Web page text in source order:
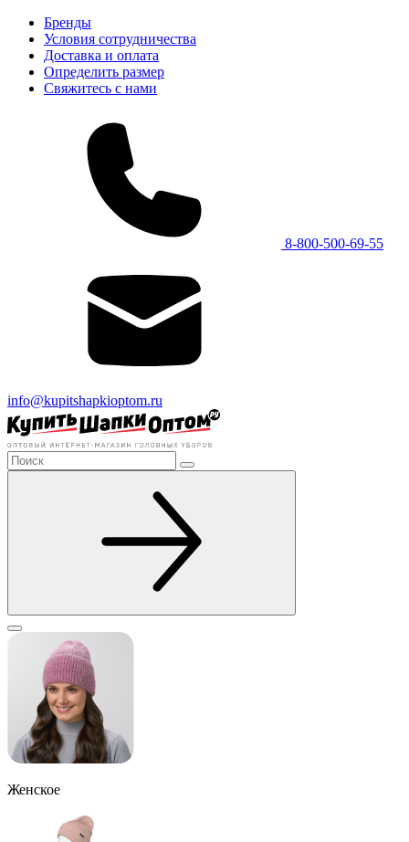
Бренды
Условия сотрудничества
Доставка и оплата
Определить размер
Свяжитесь с нами
8-800-500-69-55
info@kupitshapkioptom.ru
Женское